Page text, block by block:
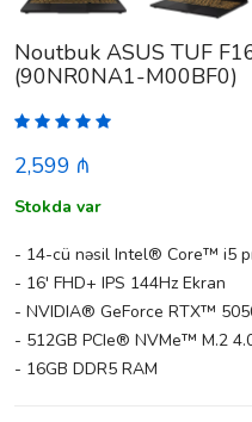
Noutbuk ASUS TUF
(90NR0NA1-M00BF0)
2,599 ₼
Stokda var
- 14-cü nəsil Intel® Core™ i5
- 16' FHD+ IPS 144Hz Ekran
- NVIDIA® GeForce RTX™
- 512GB PCIe® NVMe™ M.2
- 16GB DDR5 RAM